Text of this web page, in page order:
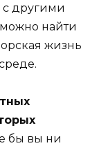
с другими
найти
жизнь
бы вы ни